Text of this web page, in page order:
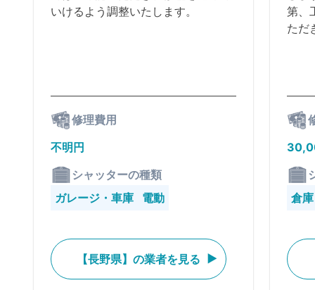
いけるよう調整いたします。
修理費用
不明円
シャッターの種類
ガレージ・車庫
電動
【長野県】の業者を見る
第、
ただ
倉